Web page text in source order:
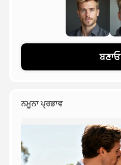
ਬਲੌਗ
API
ਬਣਾਓ
ਨਮੂਨਾ ਪ੍ਰਭਾਵ